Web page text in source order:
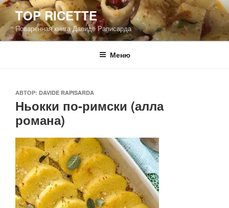
Перейти
содержимому
TOP RICETTE
Поваренная книга Давиде Раписарда
Меню
ОПУБЛИКОВАНО
АВТОР: DAVIDE RAPISARDA
Ньокки по-римски (алла
романа)